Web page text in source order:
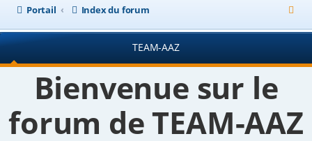
Portail
Index du forum
e
h
r
c
TEAM-AAZ
Bienvenue sur le
forum de TEAM-AAZ